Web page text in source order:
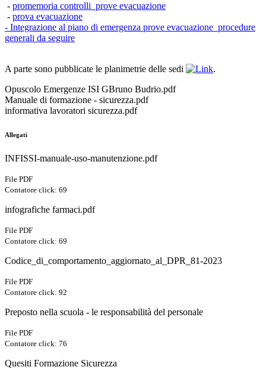
- promemoria controlli_prove evacuazione
- prova evacuazione
- Integrazione al piano di emergenza prove evacuazione_procedure
generali da seguire
A parte sono pubblicate le planimetrie delle sedi
.
Opuscolo Emergenze ISI GBruno Budrio.pdf
Manuale di formazione - sicurezza.pdf
informativa lavoratori sicurezza.pdf
Allegati
INFISSI-manuale-uso-manutenzione.pdf
File PDF
Contatore click: 69
infografiche farmaci.pdf
File PDF
Contatore click: 69
Codice_di_comportamento_aggiornato_al_DPR_81-2023
File PDF
Contatore click: 92
Preposto nella scuola - le responsabilità del personale
File PDF
Contatore click: 76
Quesiti Formazione Sicurezza